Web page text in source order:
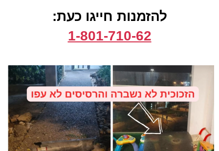
להזמנות חייגו כעת:
1-801-710-62